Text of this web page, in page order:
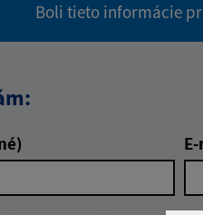
Boli tieto informácie